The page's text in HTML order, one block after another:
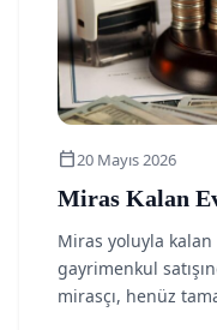
calendar_today20 Mayıs 2026
Miras Kalan
Miras yoluyla kalan
gayrimenkul
mirasçı, henüz